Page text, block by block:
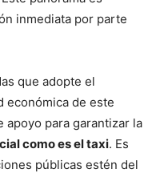
inmediata por parte
que adopte el
económica de este
para garantizar la
como es el taxi. Es
públicas estén del